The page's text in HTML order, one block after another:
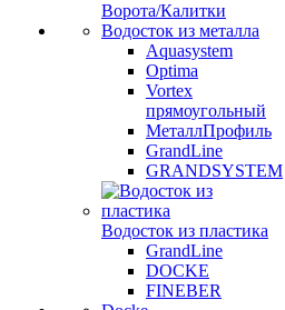
Ворота/Калитки
Водосток из металла
Aquasystem
Optima
Vortex
прямоугольный
МеталлПрофиль
GrandLine
GRANDSYSTEM
Водосток из пластика
GrandLine
DOCKE
FINEBER